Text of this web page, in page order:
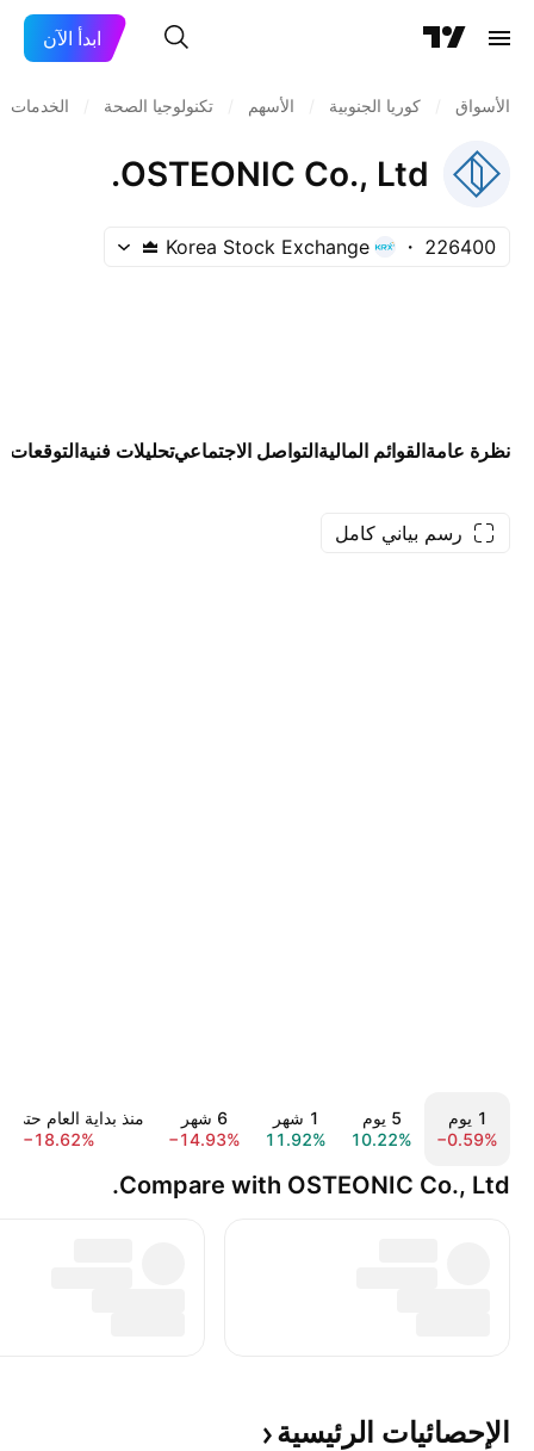
ابدأ الآن
الأسواق كوريا الجنوبية الأسهم تكنولوجيا الصحة الخدمات
OSTEONIC Co., Ltd.
226400
Korea Stock Exchange
نظرة عامةالقوائم الماليةالتواصل الاجتماعيتحليلات فنيةالتوقعات
رسم بياني كامل
‎‎1‎ يوم
−0.59%
‎‎5‎ يوم
10.22%
‎1‎ شهر
11.92%
‎6‎ شهر
−14.93%
منذ بداية العام حتى
−18.62%
Compare with OSTEONIC Co., Ltd.
الإحصائيات الرئيسية